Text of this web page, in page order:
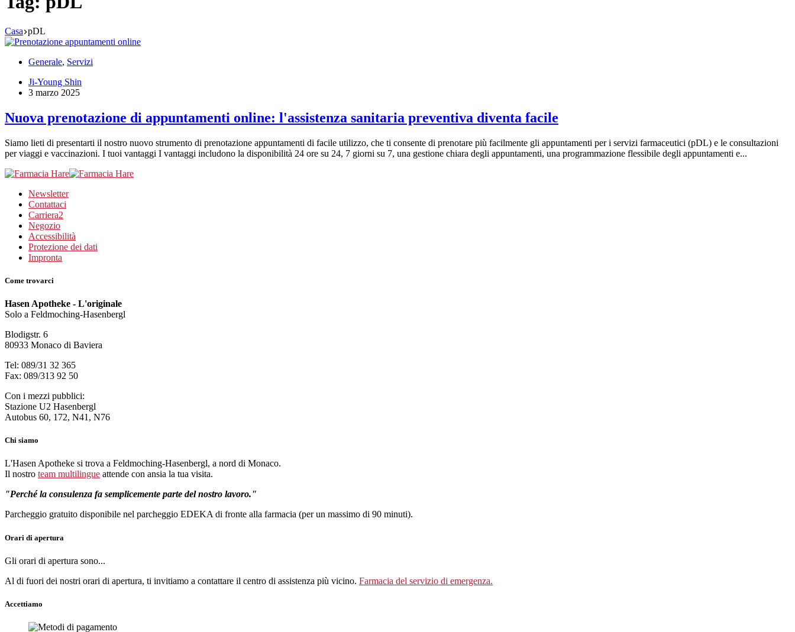
Casa pDL
Generale, Servizi
Ji-Young Shin
3 marzo 2025
Nuova prenotazione di appuntamenti online: l'assistenza sanitaria preventiva diventa facile
Siamo lieti di presentarti il nostro nuovo strumento di prenotazione appuntamenti di facile utilizzo, che ti consente di prenotare più facilmente gli appuntamenti per i servizi farmaceutici (pDL) e le consultazioni
per viaggi e vaccinazioni. I tuoi vantaggi I vantaggi includono la disponibilità 24 ore su 24, 7 giorni su 7, una gestione chiara degli appuntamenti, una programmazione flessibile degli appuntamenti e...
Newsletter
Contattaci
Carriera2
Negozio
Accessibilità
Protezione dei dati
Impronta
Come trovarci
Hasen Apotheke - L'originale
Solo a Feldmoching-Hasenbergl
Blodigstr. 6
80933 Monaco di Baviera
Tel: 089/31 32 365
Fax: 089/313 92 50
Con i mezzi pubblici:
Stazione U2 Hasenbergl
Autobus 60, 172, N41, N76
Chi siamo
L'Hasen Apotheke si trova a Feldmoching-Hasenbergl, a nord di Monaco.
Il nostro team multilingue attende con ansia la tua visita.
Perché la consulenza fa semplicemente parte del nostro lavoro.
Parcheggio gratuito disponibile nel parcheggio EDEKA di fronte alla farmacia (per un massimo di 90 minuti).
Orari di apertura
Gli orari di apertura sono...
Al di fuori dei nostri orari di apertura, ti invitiamo a contattare il centro di assistenza più vicino. Farmacia del servizio di emergenza.
Accettiamo